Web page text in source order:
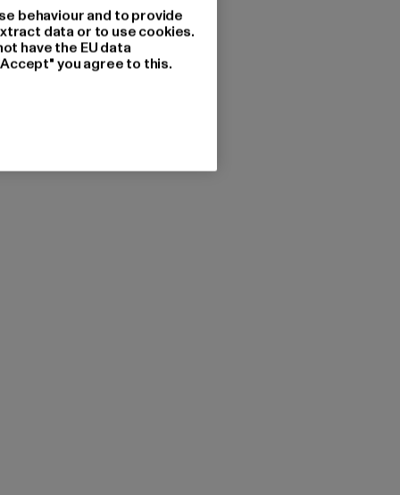
behaviour and to provide
data or to use cookies.
have the EU data
you agree to this.